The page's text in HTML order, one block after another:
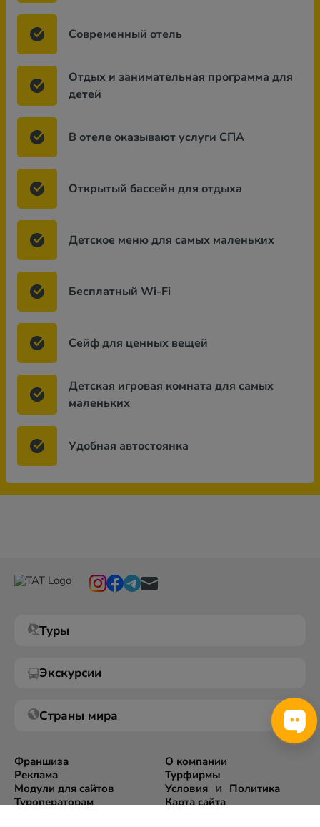
Современный отель
Отдых и занимательная программа для
детей
В отеле оказывают услуги СПА
Открытый бассейн для отдыха
Детское меню для самых маленьких
Бесплатный Wi-Fi
Сейф для ценных вещей
Детская игровая комната для самых
маленьких
Удобная автостоянка
Туры
Экскурсии
Страны мира
Франшиза
Реклама
Модули для сайтов
Туроператорам
О компании
Турфирмы
Условияи Политика
Карта сайта